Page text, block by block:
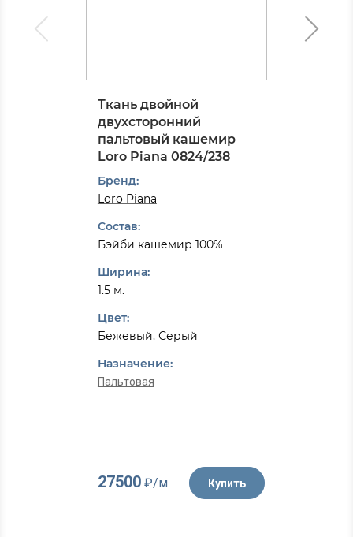
Ткань двойной
двухсторонний
пальтовый кашемир
Loro Piana 0824/238
Бренд:
Loro Piana
Состав:
Бэйби кашемир 100%
Ширина:
1.5 м.
Цвет:
Бежевый, Серый
Назначение:
Пальтовая
27500₽/м Купить